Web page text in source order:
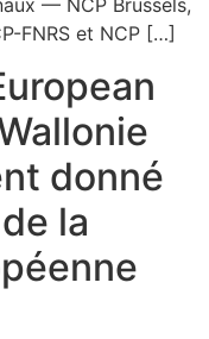
FNRS et NCP […]
donné
la